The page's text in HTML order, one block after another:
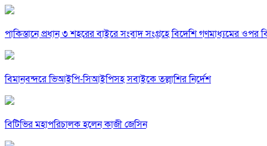
পাকিস্তানে প্রধান ৩ শহরের বাইরে সংবাদ সংগ্রহে বিদেশি গণমাধ্যমের ওপর
বিমানবন্দরে ভিআইপি-সিআইপিসহ সবাইকে তল্লাশির নির্দেশ
বিটিভির মহাপরিচালক হলেন কাজী জেসিন